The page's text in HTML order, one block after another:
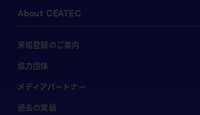
About CEATEC
来場登録のご案内
協力団体
メディアパートナー
過去の実績